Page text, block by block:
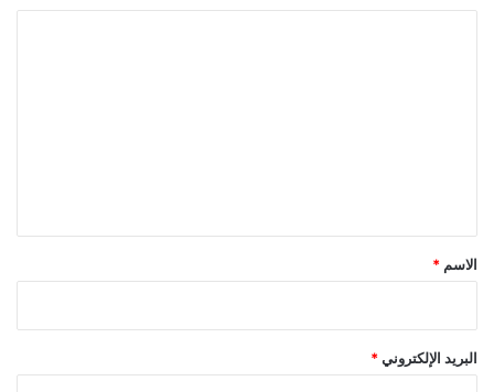
*
الاسم *
البريد الإلكتروني*